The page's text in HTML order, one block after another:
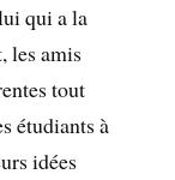
qui a la
les amis
tout
étudiants à
idées